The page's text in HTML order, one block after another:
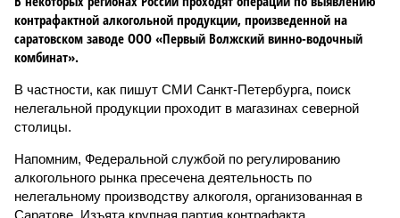
контрафактной алкогольной продукции, произведенной на
саратовском заводе ООО «Первый Волжский винно-водочный
комбинат».
В частности, как пишут СМИ Санкт-Петербурга, поиск
нелегальной продукции проходит в магазинах северной
столицы.
Напомним, Федеральной службой по регулированию
алкогольного рынка пресечена деятельность по
нелегальному производству алкоголя, организованная в
Саратове. Изъята крупная партия контрафакта.